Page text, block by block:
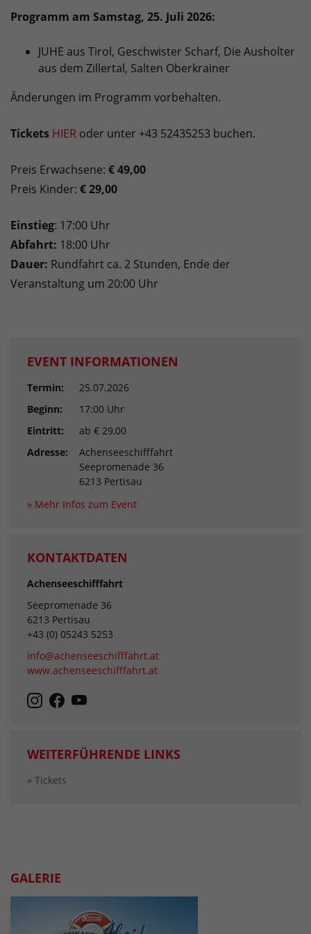
Programm am Samstag, 25. Juli 2026:
JUHE aus Tirol, Geschwister Scharf, Die Ausholter
aus dem Zillertal, Salten Oberkrainer
Änderungen im Programm vorbehalten.
Tickets HIER oder unter +43 52435253 buchen.
Preis Erwachsene: € 49,00
Preis Kinder: € 29,00
Einstieg: 17:00 Uhr
Abfahrt: 18:00 Uhr
Dauer: Rundfahrt ca. 2 Stunden, Ende der
Veranstaltung um 20:00 Uhr
EVENT INFORMATIONEN
Termin:
25.07.2026
Beginn:
17:00 Uhr
Eintritt:
ab € 29,00
Adresse:
Achenseeschifffahrt
Seepromenade 36
6213 Pertisau
» Mehr Infos zum Event
KONTAKTDATEN
Achenseeschifffahrt
Seepromenade 36
6213 Pertisau
+43 (0) 05243 5253
info@achenseeschifffahrt.at
www.achenseeschifffahrt.at
WEITERFÜHRENDE LINKS
» Tickets
GALERIE